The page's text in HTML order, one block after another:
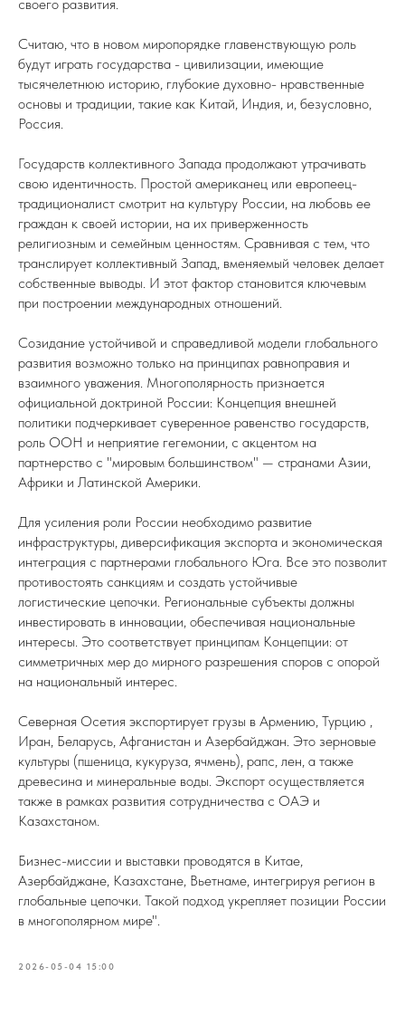
своего развития.
Считаю, что в новом миропорядке главенствующую роль
будут играть государства - цивилизации, имеющие
тысячелетнюю историю, глубокие духовно- нравственные
основы и традиции, такие как Китай, Индия, и, безусловно,
Россия.
Государств коллективного Запада продолжают утрачивать
свою идентичность. Простой американец или европеец-
традиционалист смотрит на культуру России, на любовь ее
граждан к своей истории, на их приверженность
религиозным и семейным ценностям. Сравнивая с тем, что
транслирует коллективный Запад, вменяемый человек делает
собственные выводы. И этот фактор становится ключевым
при построении международных отношений.
Созидание устойчивой и справедливой модели глобального
развития возможно только на принципах равноправия и
взаимного уважения. Многополярность признается
официальной доктриной России: Концепция внешней
политики подчеркивает суверенное равенство государств,
роль ООН и неприятие гегемонии, с акцентом на
партнерство с "мировым большинством" — странами Азии,
Африки и Латинской Америки.
Для усиления роли России необходимо развитие
инфраструктуры, диверсификация экспорта и экономическая
интеграция с партнерами глобального Юга. Все это позволит
противостоять санкциям и создать устойчивые
логистические цепочки. Региональные субъекты должны
инвестировать в инновации, обеспечивая национальные
интересы. Это соответствует принципам Концепции: от
симметричных мер до мирного разрешения споров с опорой
на национальный интерес.
Северная Осетия экспортирует грузы в Армению, Турцию ,
Иран, Беларусь, Афганистан и Азербайджан. Это зерновые
культуры (пшеница, кукуруза, ячмень), рапс, лен, а также
древесина и минеральные воды. Экспорт осуществляется
также в рамках развития сотрудничества с ОАЭ и
Казахстаном.
Бизнес-миссии и выставки проводятся в Китае,
Азербайджане, Казахстане, Вьетнаме, интегрируя регион в
глобальные цепочки. Такой подход укрепляет позиции России
в многополярном мире".
2026-05-04 15:00